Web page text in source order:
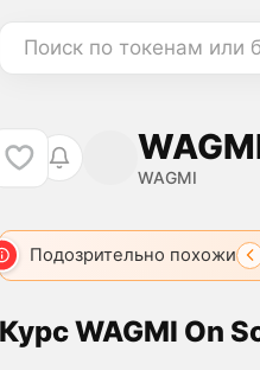
Поиск по токенам или
WAGMI
Подозрительно похожи
3658 WAGMI 3799
Курс WAGMI On